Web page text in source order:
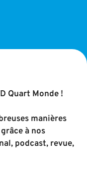
Quart Monde !
manières
à nos
podcast, revue,